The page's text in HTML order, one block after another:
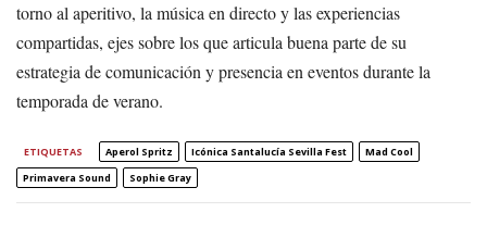
torno al aperitivo, la música en directo y las experiencias
compartidas, ejes sobre los que articula buena parte de su
estrategia de comunicación y presencia en eventos durante la
temporada de verano.
ETIQUETAS Aperol Spritz Icónica Santalucía Sevilla Fest
Mad Cool
Primavera Sound
Sophie Gray